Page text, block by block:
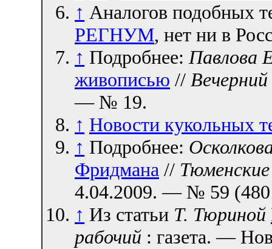
↑ Аналогов подобных
РЕГНУМ, нет ни в
↑ Подробнее:Павлова
живописью //
— № 19.
↑ Новости кукольных
↑ Подробнее:
Фридмана //
4.04.2009. — № 59
↑ Из статьи Т. Тюриной
рабочий : газета. —